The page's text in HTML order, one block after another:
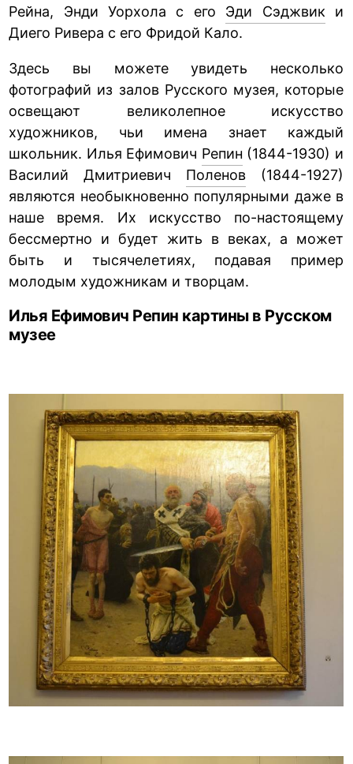
Рейна, Энди Уорхола с его Эди Сэджвик и
Диего Ривера с его Фридой Кало.
Здесь вы можете увидеть несколько
фотографий из залов Русского музея, которые
освещают великолепное искусство
художников, чьи имена знает каждый
школьник. Илья Ефимович Репин (1844-1930) и
Василий Дмитриевич Поленов (1844-1927)
являются необыкновенно популярными даже в
наше время. Их искусство по-настоящему
бессмертно и будет жить в веках, а может
быть и тысячелетиях, подавая пример
молодым художникам и творцам.
Илья Ефимович Репин картины в Русском
музее